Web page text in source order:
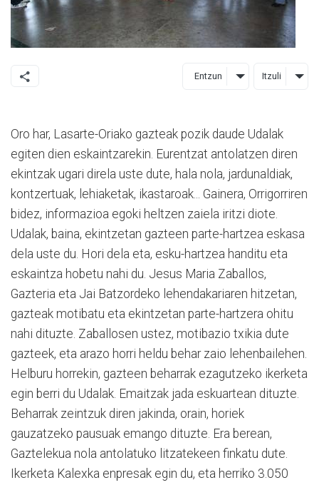
Entzun Itzuli
Oro har, Lasarte-Oriako gazteak pozik daude Udalak
egiten dien eskaintzarekin. Eurentzat antolatzen diren
ekintzak ugari direla uste dute, hala nola, jardunaldiak,
kontzertuak, lehiaketak, ikastaroak... Gainera, Orrigorriren
bidez, informazioa egoki heltzen zaiela iritzi diote.
Udalak, baina, ekintzetan gazteen parte-hartzea eskasa
dela uste du. Hori dela eta, esku-hartzea handitu eta
eskaintza hobetu nahi du. Jesus Maria Zaballos,
Gazteria eta Jai Batzordeko lehendakariaren hitzetan,
gazteak motibatu eta ekintzetan parte-hartzera ohitu
nahi dituzte. Zaballosen ustez, motibazio txikia dute
gazteek, eta arazo horri heldu behar zaio lehenbailehen.
Helburu horrekin, gazteen beharrak ezagutzeko ikerketa
egin berri du Udalak. Emaitzak jada eskuartean dituzte.
Beharrak zeintzuk diren jakinda, orain, horiek
gauzatzeko pausuak emango dituzte. Era berean,
Gaztelekua nola antolatuko litzatekeen finkatu dute.
Ikerketa Kalexka enpresak egin du, eta herriko 3.050